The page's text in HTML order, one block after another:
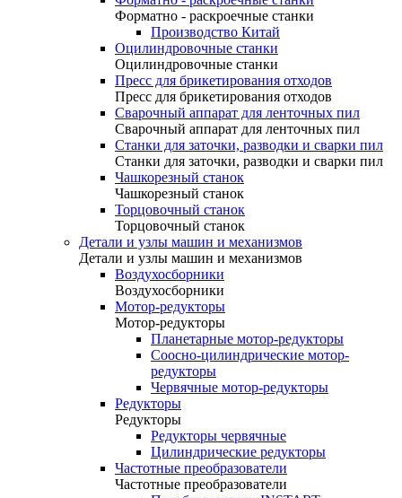
Форматно - раскроечные станки
Производство Китай
Оцилиндровочные станки
Оцилиндровочные станки
Пресс для брикетирования отходов
Пресс для брикетирования отходов
Сварочный аппарат для ленточных пил
Сварочный аппарат для ленточных пил
Станки для заточки, разводки и сварки пил
Станки для заточки, разводки и сварки пил
Чашкорезный станок
Чашкорезный станок
Торцовочный станок
Торцовочный станок
Детали и узлы машин и механизмов
Детали и узлы машин и механизмов
Воздухосборники
Воздухосборники
Мотор-редукторы
Мотор-редукторы
Планетарные мотор-редукторы
Соосно-цилиндрические мотор-
редукторы
Червячные мотор-редукторы
Редукторы
Редукторы
Редукторы червячные
Цилиндрические редукторы
Частотные преобразователи
Частотные преобразователи